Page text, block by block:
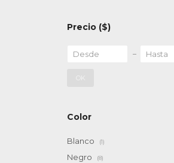
Precio ($)
OK
Color
Blanco (1)
Negro (8)